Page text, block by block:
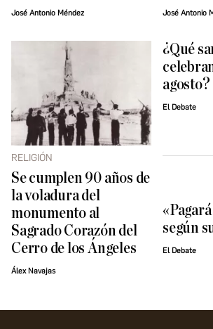
José Antonio Méndez José Antonio
RELIGIÓN
Se cumplen 90 años de
la voladura del
monumento al
Sagrado Corazón del
Cerro de los Ángeles
Álex Navajas
¿Qué
agosto?
El Debate
según
El Debate